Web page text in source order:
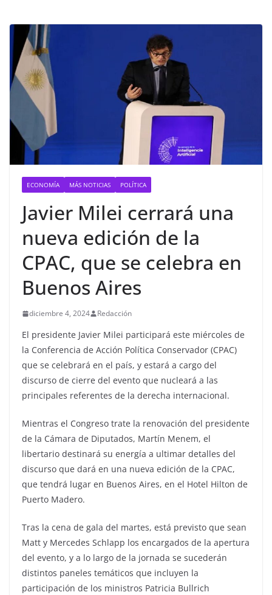
ECONOMÍA MÁS NOTICIAS POLÍTICA
Javier Milei cerrará una
nueva edición de la
CPAC, que se celebra en
Buenos Aires
diciembre 4, 2024 Redacción
El presidente Javier Milei participará este miércoles de
la Conferencia de Acción Política Conservador (CPAC)
que se celebrará en el país, y estará a cargo del
discurso de cierre del evento que nucleará a las
principales referentes de la derecha internacional.
Mientras el Congreso trate la renovación del presidente
de la Cámara de Diputados, Martín Menem, el
libertario destinará su energía a ultimar detalles del
discurso que dará en una nueva edición de la CPAC,
que tendrá lugar en Buenos Aires, en el Hotel Hilton de
Puerto Madero.
Tras la cena de gala del martes, está previsto que sean
Matt y Mercedes Schlapp los encargados de la apertura
del evento, y a lo largo de la jornada se sucederán
distintos paneles temáticos que incluyen la
participación de los ministros Patricia Bullrich